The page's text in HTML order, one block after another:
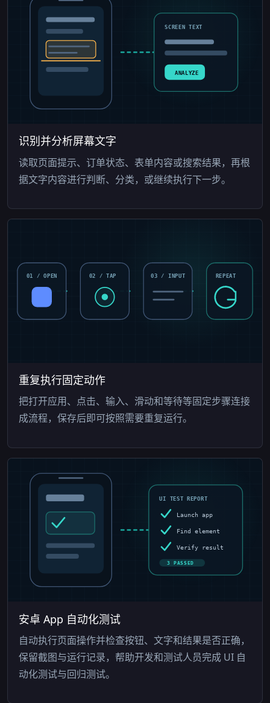
SCREEN TEXT
ANALYZE
识别并分析屏幕文字
读取页面提示、订单状态、表单内容或搜索结果，再根
据文字内容进行判断、分类，或继续执行下一步。
01 / OPEN 02 / TAP 03 / INPUT REPEAT
重复执行固定动作
把打开应用、点击、输入、滑动和等待等固定步骤连接
成流程，保存后即可按照需要重复运行。
UI TEST REPORT
Launch app
Find element
Verify result
3 PASSED
安卓 App 自动化测试
自动执行页面操作并检查按钮、文字和结果是否正确，
保留截图与运行记录，帮助开发和测试人员完成 UI 自
动化测试与回归测试。